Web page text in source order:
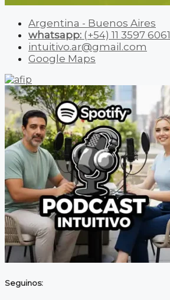
Argentina - Buenos Aires
whatsapp: (+54) 11 3597 6061
intuitivo.ar@gmail.com
Google Maps
Seguinos: